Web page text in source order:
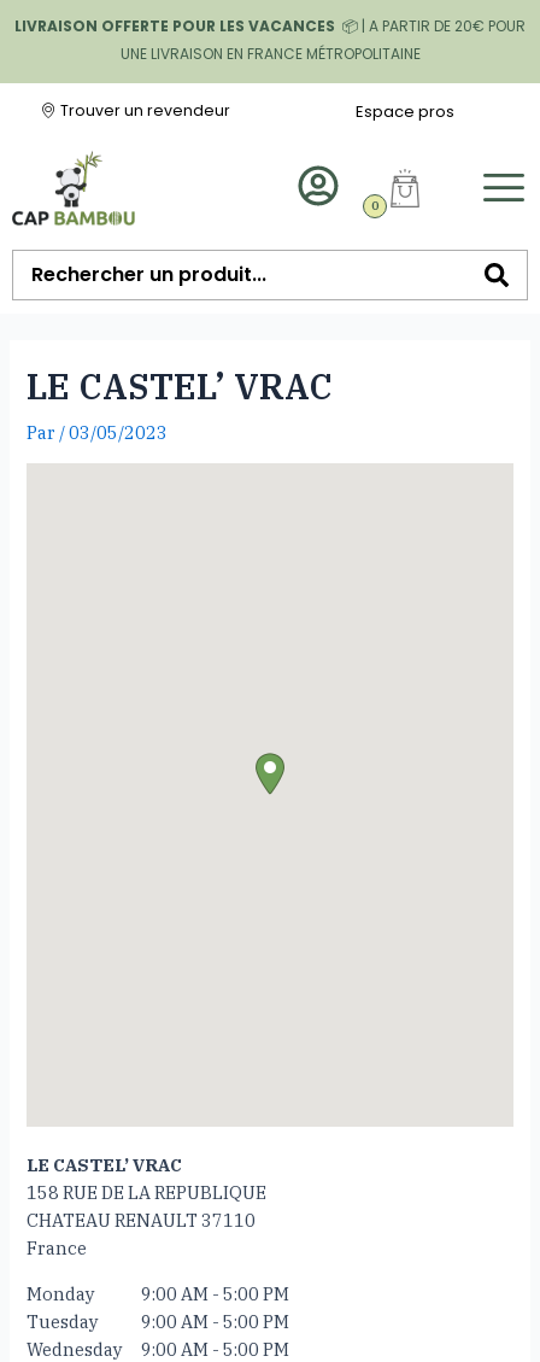
LIVRAISON OFFERTE POUR LES VACANCES 📦 | A PARTIR DE 20€ POUR
UNE LIVRAISON EN FRANCE MÉTROPOLITAINE
Trouver un revendeur Espace pros
0
LE CASTEL’ VRAC
Par /03/05/2023
LE CASTEL’ VRAC
158 RUE DE LA REPUBLIQUE
CHATEAU RENAULT37110
France
Monday
9:00 AM - 5:00 PM
Tuesday
9:00 AM - 5:00 PM
Wednesday
9:00 AM - 5:00 PM